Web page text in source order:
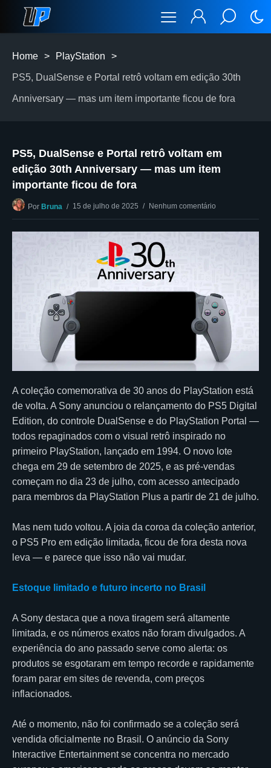
Home > PlayStation >
PS5, DualSense e Portal retrô voltam em edição 30th
Anniversary — mas um item importante ficou de fora
PS5, DualSense e Portal retrô voltam em
edição 30th Anniversary — mas um item
importante ficou de fora
Por Bruna 15 de julho de 2025 Nenhum comentário
A coleção comemorativa de 30 anos do PlayStation está
de volta. A Sony anunciou o relançamento do PS5 Digital
Edition, do controle DualSense e do PlayStation Portal —
todos repaginados com o visual retrô inspirado no
primeiro PlayStation, lançado em 1994. O novo lote
chega em 29 de setembro de 2025, e as pré-vendas
começam no dia 23 de julho, com acesso antecipado
para membros da PlayStation Plus a partir de 21 de julho.
Mas nem tudo voltou. A joia da coroa da coleção anterior,
o PS5 Pro em edição limitada, ficou de fora desta nova
leva — e parece que isso não vai mudar.
Estoque limitado e futuro incerto no Brasil
A Sony destaca que a nova tiragem será altamente
limitada, e os números exatos não foram divulgados. A
experiência do ano passado serve como alerta: os
produtos se esgotaram em tempo recorde e rapidamente
foram parar em sites de revenda, com preços
inflacionados.
Até o momento, não foi confirmado se a coleção será
vendida oficialmente no Brasil. O anúncio da Sony
Interactive Entertainment se concentra no mercado